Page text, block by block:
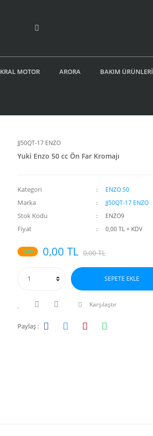
KRAL MOTOR ARORA BAKIM ÜRÜNLERİ
JJ50QT-17 ENZO
Yuki Enzo 50 cc Ön Far Kromajı
Kategori ENZO 50
Marka JJ50QT-17 ENZO
Stok Kodu ENZO9
Fiyat 0,00 TL + KDV
%10 0,00 TL 0,00 TL
SEPETE EKLE
Karşılaştır
Paylaş :